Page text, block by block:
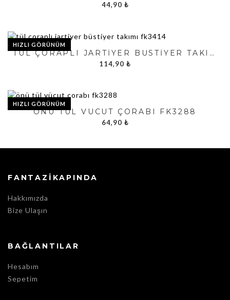
44,90 ₺
HIZLI GÖRÜNÜM
TÜL ÇORAPLI JARTIYER BÜSTIYER TAKIMI FK3414
114,90 ₺
HIZLI GÖRÜNÜM
ÖNÜ TÜL VÜCUT ÇORABI FK3288
64,90 ₺
FANTAZIKAPINDA
Hakkımızda
Bize Ulaşın
BAĞLANTILAR
Hesabım
Sepetim